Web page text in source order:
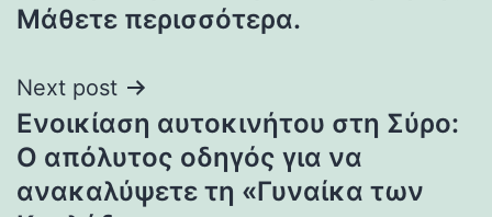
Μάθετε περισσότερα.
Next post
Ενοικίαση αυτοκινήτου στη Σύρο:
Ο απόλυτος οδηγός για να
ανακαλύψετε τη «Γυναίκα των